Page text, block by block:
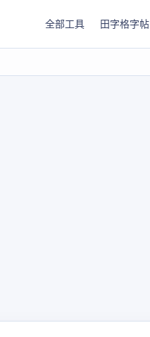
全部工具 田字格字帖